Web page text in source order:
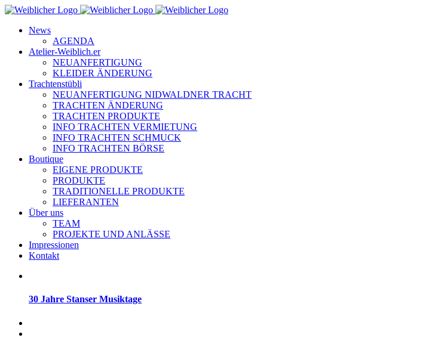
Zum
springenNews
AGENDA
Atelier-Weiblich.er
NEUANFERTIGUNG
KLEIDER ÄNDERUNG
Trachtenstübli
NEUANFERTIGUNG NIDWALDNER TRACHT
TRACHTEN ÄNDERUNG
TRACHTEN PRODUKTE
INFO TRACHTEN VERMIETUNG
INFO TRACHTEN SCHMUCK
INFO TRACHTEN BÖRSE
Boutique
EIGENE PRODUKTE
PRODUKTE
TRADITIONELLE PRODUKTE
LIEFERANTEN
Über uns
TEAM
PROJEKTE UND ANLÄSSE
Impressionen
Kontakt
30 Jahre Stanser Musiktage